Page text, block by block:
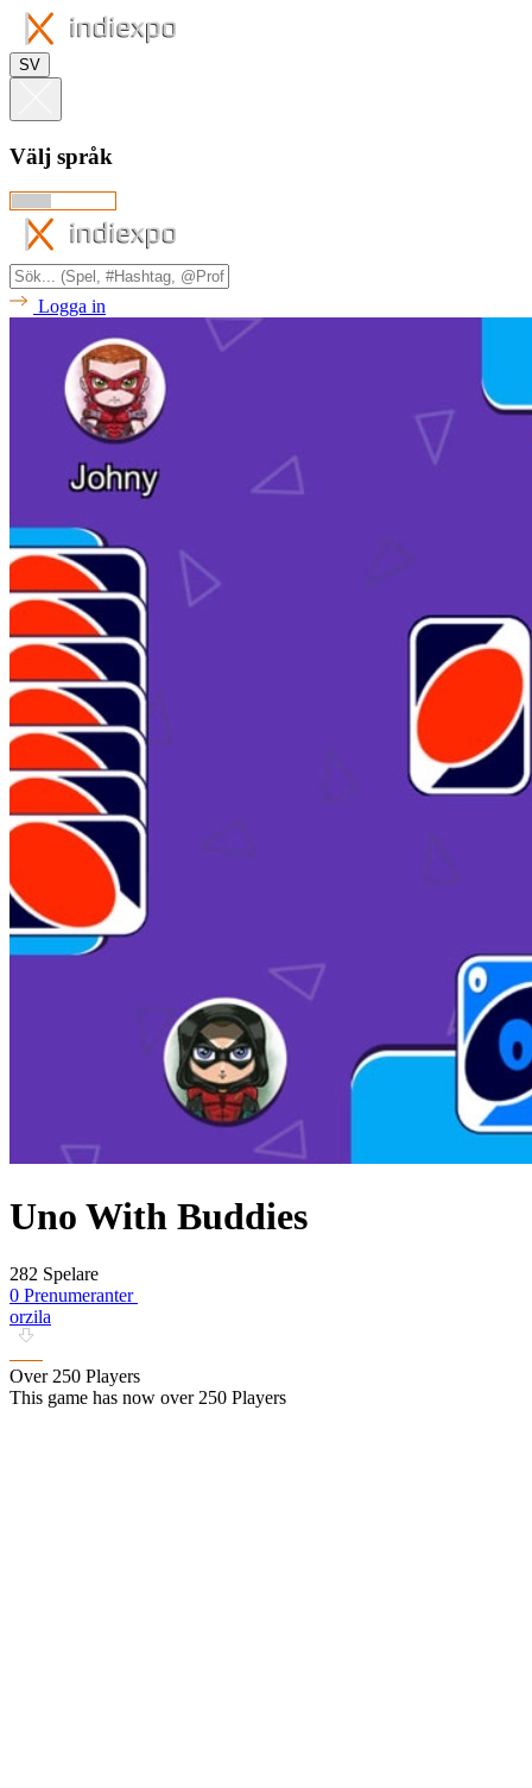
SV
Välj språk
Logga in
Uno With Buddies
282 Spelare
0 Prenumeranter
orzila
Over 250 Players
This game has now over 250 Players